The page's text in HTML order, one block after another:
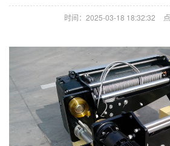
时间：2025-03-18 18:32:32